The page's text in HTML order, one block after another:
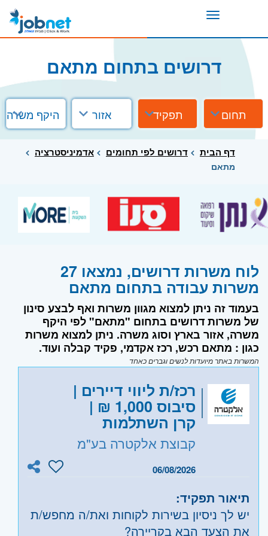
Toggle
דרושים בתחום מתאם
תחום תפקיד אזור היקף משרה
דף הבית דרושים לפי תחומים אדמיניסטרציה
מתאם
לוח משרות דרושים, נמצאו 27
משרות עבודה בתחום מתאם
בעמוד זה ניתן למצוא מגוון משרות ואף לבצע סינון
של משרות דרושים בתחום "מתאם" לפי היקף
משרה, אזור בארץ וסוג משרה. ניתן למצוא משרות
כגון : מתאם רכש, רכז אקדמי, פקיד קבלה ועוד.
המשרות באתר מיועדות לנשים וגברים כאחד
רכז/ת ליווי דיירים |
סיבוס 1,000 ₪ |
קרן השתלמות
קבוצת אלקטרה בע"מ
06/08/2026
תיאור תפקיד:
יש לך ניסיון בשירות לקוחות ואת/ה מחפש/ת
את הצעד הבא בקריירה?